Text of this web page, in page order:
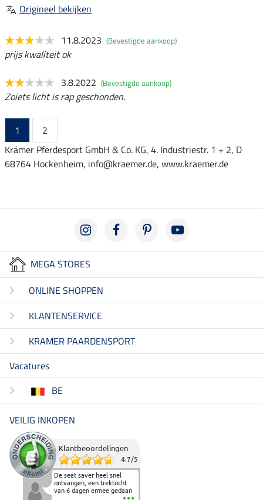
Origineel bekijken
11.8.2023 (Bevestigde aankoop)
prijs kwaliteit ok
3.8.2022 (Bevestigde aankoop)
Zoiets licht is rap geschonden.
1
2
Krämer Pferdesport GmbH & Co. KG, 4. Industriestr. 1 + 2, D
68764 Hockenheim, info@kraemer.de, www.kraemer.de
MEGA STORES
ONLINE SHOPPEN
KLANTENSERVICE
KRAMER PAARDENSPORT
Vacatures
BE
VEILIG INKOPEN
Klantbeoordelingen
4.7/5
De seat saver heel snel
ontvangen, een trektocht
van 6 dagen ermee gedaan
en deze heeft de beproeving